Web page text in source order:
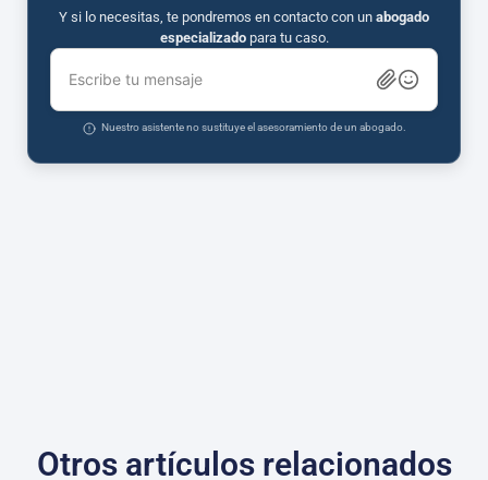
Y si lo necesitas, te pondremos en contacto con un abogado
especializadopara tu caso.
Escribe tu mensaje
Nuestro asistente no sustituye el asesoramiento de un abogado.
Otros artículos relacionados